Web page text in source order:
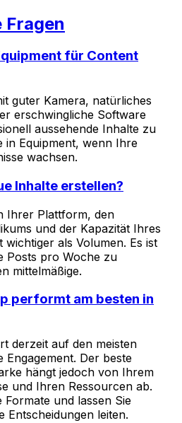
Fragen
für Content
guter Kamera, natürliches
erschwingliche Software
aussehende Inhalte zu
in Equipment, wenn Ihre
wachsen.
Inhalte erstellen?
Ihrer Plattform, den
und der Kapazität Ihres
wichtiger als Volumen. Es ist
Posts pro Woche zu
mittelmäßige.
performt am besten in
derzeit auf den meisten
Der beste
hängt jedoch von Ihrem
und Ihren Ressourcen ab.
Formate und lassen Sie
Entscheidungen leiten.